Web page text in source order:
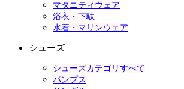
マタニティウェア
浴衣・下駄
水着・マリンウェア
シューズ
シューズカテゴリすべて
パンプス